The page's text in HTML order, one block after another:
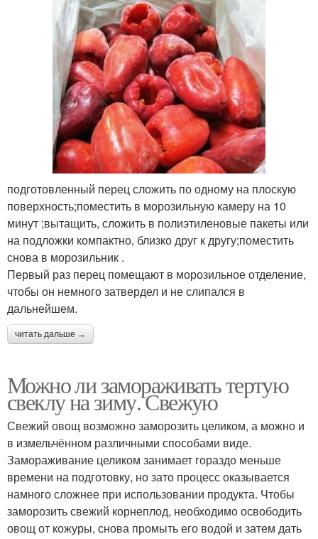
подготовленный перец сложить по одному на плоскую
поверхность;поместить в морозильную камеру на 10
минут ;вытащить, сложить в полиэтиленовые пакеты или
на подложки компактно, близко друг к другу;поместить
снова в морозильник .
Первый раз перец помещают в морозильное отделение,
чтобы он немного затвердел и не слипался в
дальнейшем.
читать дальше →
Можно ли замораживать тертую
свеклу на зиму. Свежую
Свежий овощ возможно заморозить целиком, а можно и
в измельчённом различными способами виде.
Замораживание целиком занимает гораздо меньше
времени на подготовку, но зато процесс оказывается
намного сложнее при использовании продукта. Чтобы
заморозить свежий корнеплод, необходимо освободить
овощ от кожуры, снова промыть его водой и затем дать